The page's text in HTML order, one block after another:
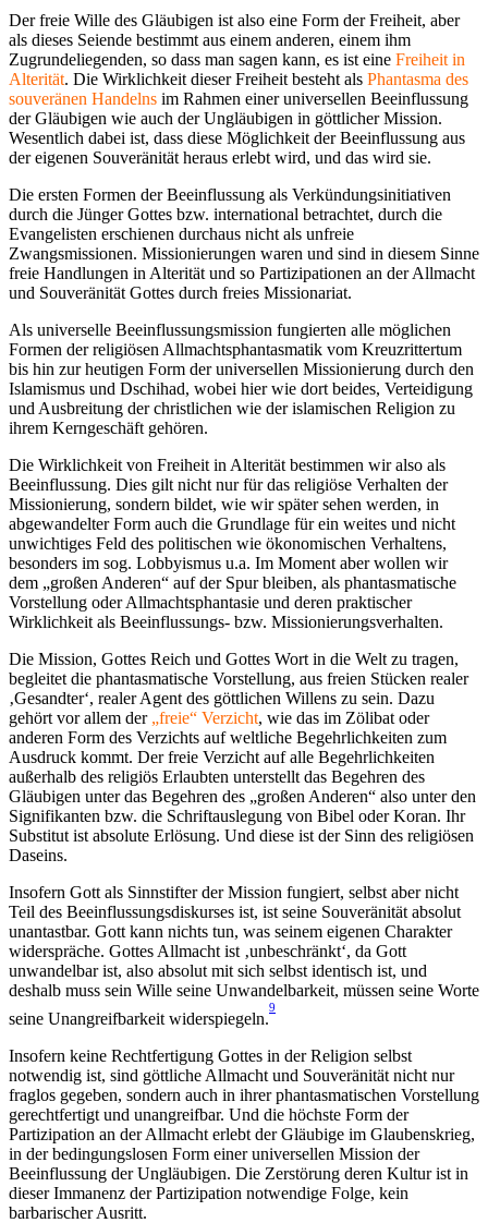
Der freie Wille des Gläubigen ist also eine Form der Freiheit, aber
als dieses Seiende bestimmt aus einem anderen, einem ihm
Zugrundeliegenden, so dass man sagen kann, es ist eine Freiheit in
Alterität. Die Wirklichkeit dieser Freiheit besteht als Phantasma des
souveränen Handelns im Rahmen einer universellen Beeinflussung
der Gläubigen wie auch der Ungläubigen in göttlicher Mission.
Wesentlich dabei ist, dass diese Möglichkeit der Beeinflussung aus
der eigenen Souveränität heraus erlebt wird, und das wird sie.
Die ersten Formen der Beeinflussung als Verkündungsinitiativen
durch die Jünger Gottes bzw. international betrachtet, durch die
Evangelisten erschienen durchaus nicht als unfreie
Zwangsmissionen. Missionierungen waren und sind in diesem Sinne
freie Handlungen in Alterität und so Partizipationen an der Allmacht
und Souveränität Gottes durch freies Missionariat.
Als universelle Beeinflussungsmission fungierten alle möglichen
Formen der religiösen Allmachtsphantasmatik vom Kreuzrittertum
bis hin zur heutigen Form der universellen Missionierung durch den
Islamismus und Dschihad, wobei hier wie dort beides, Verteidigung
und Ausbreitung der christlichen wie der islamischen Religion zu
ihrem Kerngeschäft gehören.
Die Wirklichkeit von Freiheit in Alterität bestimmen wir also als
Beeinflussung. Dies gilt nicht nur für das religiöse Verhalten der
Missionierung, sondern bildet, wie wir später sehen werden, in
abgewandelter Form auch die Grundlage für ein weites und nicht
unwichtiges Feld des politischen wie ökonomischen Verhaltens,
besonders im sog. Lobbyismus u.a. Im Moment aber wollen wir
dem „großen Anderen“ auf der Spur bleiben, als phantasmatische
Vorstellung oder Allmachtsphantasie und deren praktischer
Wirklichkeit als Beeinflussungs- bzw. Missionierungsverhalten.
Die Mission, Gottes Reich und Gottes Wort in die Welt zu tragen,
begleitet die phantasmatische Vorstellung, aus freien Stücken realer
‚Gesandter‘, realer Agent des göttlichen Willens zu sein. Dazu
gehört vor allem der „freie“ Verzicht, wie das im Zölibat oder
anderen Form des Verzichts auf weltliche Begehrlichkeiten zum
Ausdruck kommt. Der freie Verzicht auf alle Begehrlichkeiten
außerhalb des religiös Erlaubten unterstellt das Begehren des
Gläubigen unter das Begehren des „großen Anderen“ also unter den
Signifikanten bzw. die Schriftauslegung von Bibel oder Koran. Ihr
Substitut ist absolute Erlösung. Und diese ist der Sinn des religiösen
Daseins.
Insofern Gott als Sinnstifter der Mission fungiert, selbst aber nicht
Teil des Beeinflussungsdiskurses ist, ist seine Souveränität absolut
unantastbar. Gott kann nichts tun, was seinem eigenen Charakter
widerspräche. Gottes Allmacht ist ‚unbeschränkt‘, da Gott
unwandelbar ist, also absolut mit sich selbst identisch ist, und
deshalb muss sein Wille seine Unwandelbarkeit, müssen seine Worte
seine Unangreifbarkeit widerspiegeln.
9
Insofern keine Rechtfertigung Gottes in der Religion selbst
notwendig ist, sind göttliche Allmacht und Souveränität nicht nur
fraglos gegeben, sondern auch in ihrer phantasmatischen Vorstellung
gerechtfertigt und unangreifbar. Und die höchste Form der
Partizipation an der Allmacht erlebt der Gläubige im Glaubenskrieg,
in der bedingungslosen Form einer universellen Mission der
Beeinflussung der Ungläubigen. Die Zerstörung deren Kultur ist in
dieser Immanenz der Partizipation notwendige Folge, kein
barbarischer Ausritt.